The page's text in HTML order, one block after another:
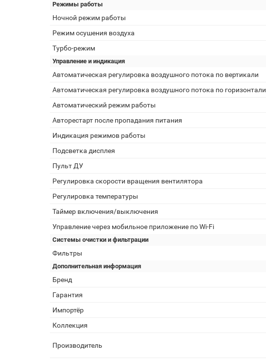
Режимы работы
Ночной режим работы
Режим осушения воздуха
Турбо-режим
Управление и индикация
Автоматическая регулировка воздушного потока по вертикали
Автоматическая регулировка воздушного потока по горизонтали
Автоматический режим работы
Авторестарт после пропадания питания
Индикация режимов работы
Подсветка дисплея
Пульт ДУ
Регулировка скорости вращения вентилятора
Регулировка температуры
Таймер включения/выключения
Управление через мобильное приложение по Wi-Fi
Системы очистки и фильтрации
Фильтры
Дополнительная информация
Бренд
Гарантия
Импортёр
Коллекция
Производитель